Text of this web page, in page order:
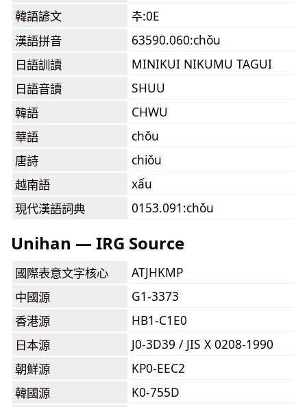
韓語諺文
추:0E
漢語拼音
63590.060:chǒu
日語訓讀
MINIKUI NIKUMU TAGUI
日語音讀
SHUU
韓語
CHWU
華語
chǒu
唐詩
chiǒu
越南語
xấu
現代漢語詞典
0153.091:chǒu
Unihan — IRG Source
國際表意文字核心
ATJHKMP
中國源
G1-3373
香港源
HB1-C1E0
日本源
J0-3D39 / JIS X 0208-1990
朝鮮源
KP0-EEC2
韓國源
K0-755D